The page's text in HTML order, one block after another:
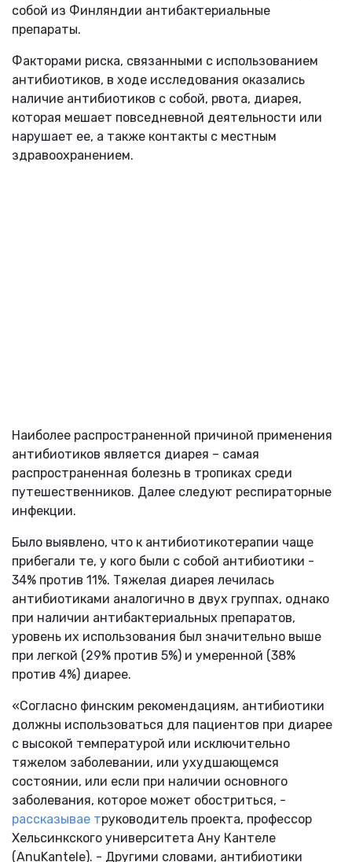
собой из Финляндии антибактериальные
препараты.
Факторами риска, связанными с использованием
антибиотиков, в ходе исследования оказались
наличие антибиотиков с собой, рвота, диарея,
которая мешает повседневной деятельности или
нарушает ее, а также контакты с местным
здравоохранением.
Наиболее распространенной причиной применения
антибиотиков является диарея – самая
распространенная болезнь в тропиках среди
путешественников. Далее следуют респираторные
инфекции.
Было выявлено, что к антибиотикотерапии чаще
прибегали те, у кого были с собой антибиотики -
34% против 11%. Тяжелая диарея лечилась
антибиотиками аналогично в двух группах, однако
при наличии антибактериальных препаратов,
уровень их использования был значительно выше
при легкой (29% против 5%) и умеренной (38%
против 4%) диарее.
«Согласно финским рекомендациям, антибиотики
должны использоваться для пациентов при диарее
с высокой температурой или исключительно
тяжелом заболевании, или ухудшающемся
состоянии, или если при наличии основного
заболевания, которое может обостриться, -
рассказывае труководитель проекта, профессор
Хельсинкского университета Ану Кантеле
(AnuKantele). - Другими словами, антибиотики